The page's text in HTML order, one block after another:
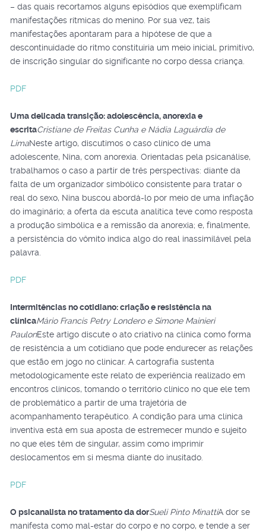
– das quais recortamos alguns episódios que exemplificam
manifestações rítmicas do menino. Por sua vez, tais
manifestações apontaram para a hipótese de que a
descontinuidade do ritmo constituiria um meio inicial, primitivo,
de inscrição singular do significante no corpo dessa criança.
PDF
Uma delicada transição: adolescência, anorexia e
escritaCristiane de Freitas Cunha e Nádia Laguárdia de
LimaNeste artigo, discutimos o caso clínico de uma
adolescente, Nina, com anorexia. Orientadas pela psicanálise,
trabalhamos o caso a partir de três perspectivas: diante da
falta de um organizador simbólico consistente para tratar o
real do sexo, Nina buscou abordá-lo por meio de uma inflação
do imaginário; a oferta da escuta analítica teve como resposta
a produção simbólica e a remissão da anorexia; e, finalmente,
a persistência do vômito indica algo do real inassimilável pela
palavra.
PDF
Intermitências no cotidiano: criação e resistência na
clínicaMário Francis Petry Londero e Simone Mainieri
PaulonEste artigo discute o ato criativo na clínica como forma
de resistência a um cotidiano que pode endurecer as relações
que estão em jogo no clinicar. A cartografia sustenta
metodologicamente este relato de experiência realizado em
encontros clínicos, tomando o território clínico no que ele tem
de problemático a partir de uma trajetória de
acompanhamento terapêutico. A condição para uma clínica
inventiva está em sua aposta de estremecer mundo e sujeito
no que eles têm de singular, assim como imprimir
deslocamentos em si mesma diante do inusitado.
PDF
O psicanalista no tratamento da dorSueli Pinto MinattiA dor se
manifesta como mal-estar do corpo e no corpo, e tende a ser